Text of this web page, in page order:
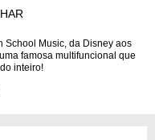
School Music, da Disney aos
famosa multifuncional que
inteiro!